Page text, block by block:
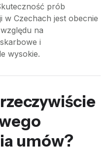
prób
w Czechach jest obecnie
na
i
wysokie.
umów?